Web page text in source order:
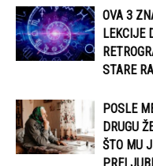
OVA 3
LEKCIJE
STARE
POSLE
DRUGU
ŠTO MU